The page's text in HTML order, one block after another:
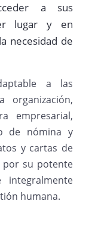
a sus
lugar y en
necesidad de
a las
organización,
empresarial,
de nómina y
y cartas de
por su potente
humana.